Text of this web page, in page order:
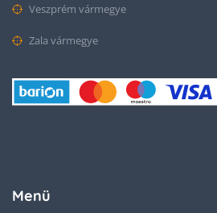
Veszprém vármegye
Zala vármegye
Menü